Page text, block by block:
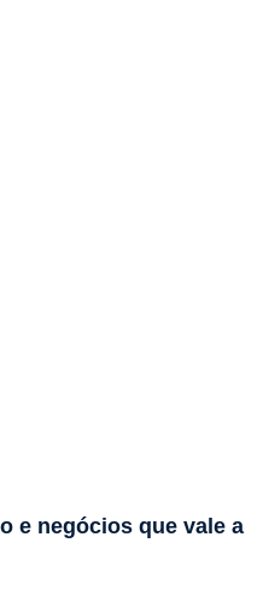
e negócios que vale a